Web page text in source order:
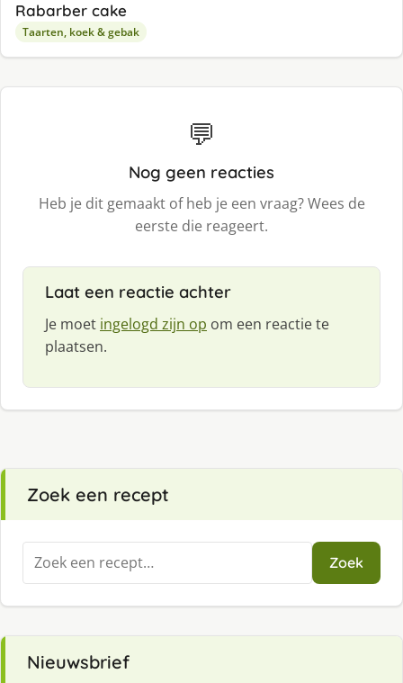
Rabarber cake
Taarten, koek & gebak
💬
Nog geen reacties
Heb je dit gemaakt of heb je een vraag? Wees de
eerste die reageert.
Laat een reactie achter
Je moet ingelogd zijn op om een reactie te
plaatsen.
Zoek een recept
Zoeken
naar:
Zoek
Nieuwsbrief